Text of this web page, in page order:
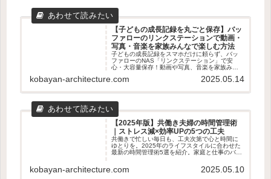
【子どもの成長記録を丸ごと保存】バッ
ファローのリンクステーションで動画・
写真・音楽を家族みんなで楽しむ方法
子どもの成長記録をスマホだけに頼らず、バッ
ファローのNAS「リンクステーション」で安
心・大容量保存！動画や写真、音楽を家族みん
トをわかりやすく解説します。
kobayan-architecture.com 2025.05.14
【2025年版】共働き夫婦の時間管理術
｜ストレス減×効率UPの5つの工夫
共働きで忙しい毎日も、工夫次第で心と時間に
ゆとりを。2025年のライフスタイルに合わせた
最新の時間管理術5選を紹介。家庭と仕事のバラ
kobayan-architecture.com 2025.05.10